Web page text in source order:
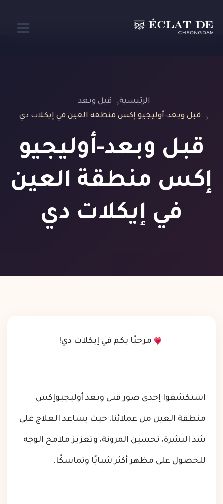
الرئيسية
قبل وبعد
قبل وبعد-أوليجيو إكس منطقة العين في إيكلات دي
قبل وبعد-أوليجيو
إكس منطقة العين
في إيكلات دي
مرحبًا بكم في إيكلات دي!
استكشفوا إحدى صور قبل وبعد أوليجيوإكس
منطقة العين من عملائنا، حيث يساعد العلاج على
شد البشرة، تحسين المرونة، وتعزيز ملامح الوجه
للحصول على مظهر أكثر شبابًا وتماسكًا.